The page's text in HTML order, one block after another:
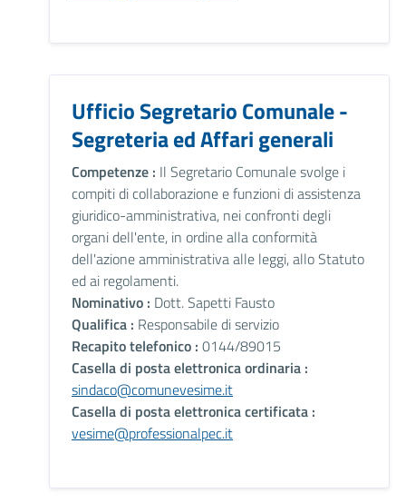
Ufficio Segretario Comunale -
Segreteria ed Affari generali
Competenze : Il Segretario Comunale svolge i
compiti di collaborazione e funzioni di assistenza
giuridico-amministrativa, nei confronti degli
organi dell'ente, in ordine alla conformità
dell'azione amministrativa alle leggi, allo Statuto
ed ai regolamenti.
Nominativo : Dott. Sapetti Fausto
Qualifica : Responsabile di servizio
Recapito telefonico : 0144/89015
Casella di posta elettronica ordinaria :
sindaco@comunevesime.it
Casella di posta elettronica certificata :
vesime@professionalpec.it